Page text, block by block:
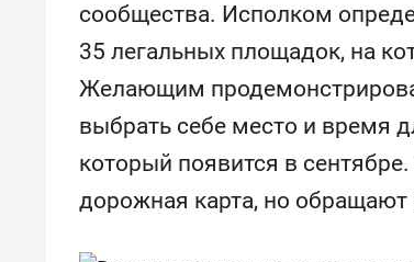
сообщества. Исполком
35 легальных площадок, на
Желающим
выбрать себе место и время
который появится в
дорожная карта, но
Наседкина: «Ремонт вместе
с мебелью за 2 миллиона –
для меня это челлендж!»